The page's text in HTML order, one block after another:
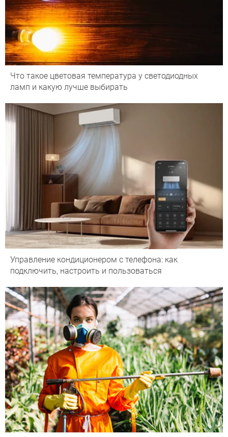
Что такое цветовая температура у светодиодных
ламп и какую лучше выбирать
Управление кондиционером с телефона: как
подключить, настроить и пользоваться